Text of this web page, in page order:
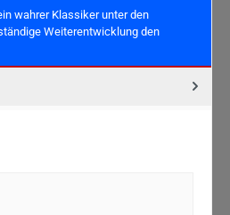
wahrer Klassiker unter den
Weiterentwicklung den